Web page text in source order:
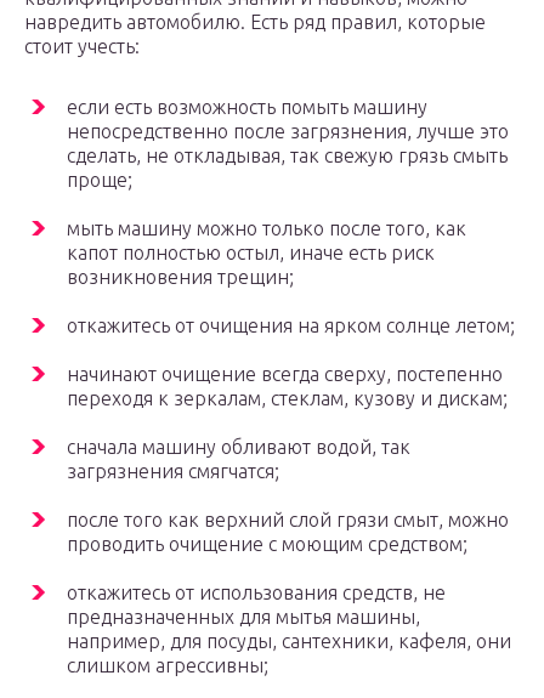
навредить автомобилю. Есть ряд правил, которые
стоит учесть:
если есть возможность помыть машину
непосредственно после загрязнения, лучше это
сделать, не откладывая, так свежую грязь смыть
проще;
мыть машину можно только после того, как
капот полностью остыл, иначе есть риск
возникновения трещин;
откажитесь от очищения на ярком солнце летом;
начинают очищение всегда сверху, постепенно
переходя к зеркалам, стеклам, кузову и дискам;
сначала машину обливают водой, так
загрязнения смягчатся;
после того как верхний слой грязи смыт, можно
проводить очищение с моющим средством;
откажитесь от использования средств, не
предназначенных для мытья машины,
например, для посуды, сантехники, кафеля, они
слишком агрессивны;